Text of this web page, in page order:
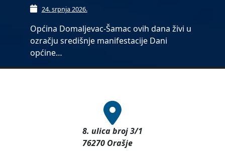
24. srpnja 2026.
Općina Domaljevac-Šamac ovih dana živi u
ozračju središnje manifestacije Dani
općine…
8. ulica broj 3/1
76270 Orašje